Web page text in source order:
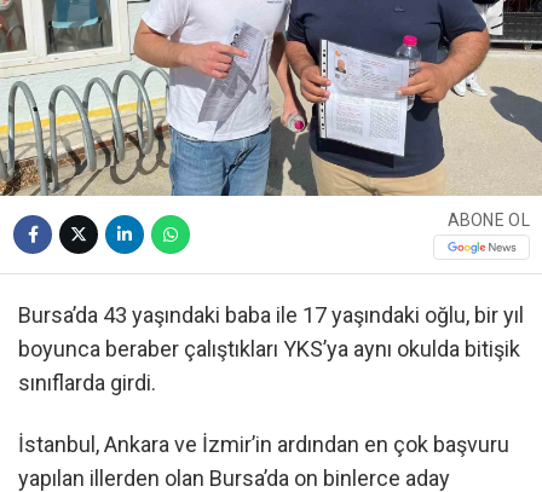
ABONE OL
Bursa’da 43 yaşındaki baba ile 17 yaşındaki oğlu, bir yıl
boyunca beraber çalıştıkları YKS’ya aynı okulda bitişik
sınıflarda girdi.
İstanbul, Ankara ve İzmir’in ardından en çok başvuru
yapılan illerden olan Bursa’da on binlerce aday